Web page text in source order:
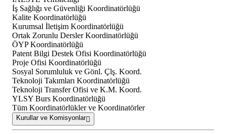
İş Sağlığı ve Güvenliği Koordinatörlüğü
Kalite Koordinatörlüğü
Kurumsal İletişim Koordinatörlüğü
Ortak Zorunlu Dersler Koordinatörlüğü
ÖYP Koordinatörlüğü
Patent Bilgi Destek Ofisi Koordinatörlüğü
Proje Ofisi Koordinatörlüğü
Sosyal Sorumluluk ve Gönl. Çlş. Koord.
Teknoloji Takımları Koordinatörlüğü
Teknoloji Transfer Ofisi ve K.M. Koord.
YLSY Burs Koordinatörlüğü
Tüm Koordinatörlükler ve Koordinatörler
Kurullar ve Komisyonlar